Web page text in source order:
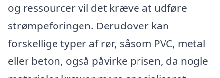
og ressourcer vil det kræve at udføre
strømpeforingen. Derudover kan
forskellige typer af rør, såsom PVC, metal
eller beton, også påvirke prisen, da nogle